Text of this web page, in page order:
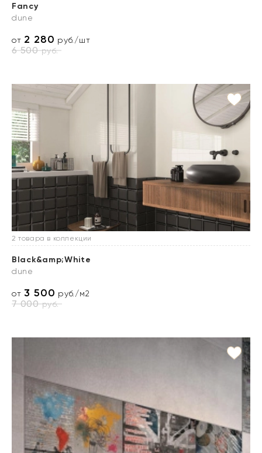
Fancy
dune
от 2 280 руб./шт
6 500руб.
2 товара в коллекции
Black&amp;White
dune
от3 500 руб./м2
7 000руб.